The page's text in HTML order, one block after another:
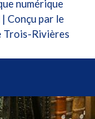
numérique
Conçu par le
Trois-Rivières